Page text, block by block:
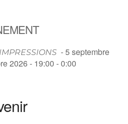
- 5 septembre
2026 - 19:00 - 0:00